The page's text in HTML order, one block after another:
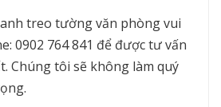
treo tường văn phòng vui
0902 764 841 để được tư vấn
Chúng tôi sẽ không làm quý